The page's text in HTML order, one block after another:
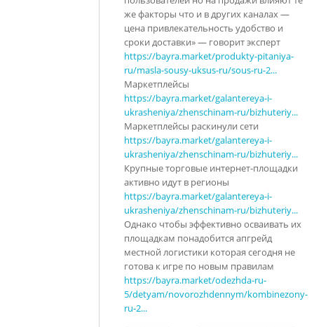
же факторы что и в других каналах —
цена привлекательность удобство и
сроки доставки» — говорит эксперт
https://bayra.market/produkty-pitaniya-
ru/masla-sousy-uksus-ru/sous-ru-2...
Маркетплейсы
https://bayra.market/galantereya-i-
ukrasheniya/zhenschinam-ru/bizhuteriy...
Маркетплейсы раскинули сети
https://bayra.market/galantereya-i-
ukrasheniya/zhenschinam-ru/bizhuteriy...
Крупные торговые интернет-площадки
активно идут в регионы
https://bayra.market/galantereya-i-
ukrasheniya/zhenschinam-ru/bizhuteriy...
Однако чтобы эффективно осваивать их
площадкам понадобится апгрейд
местной логистики которая сегодня не
готова к игре по новым правилам
https://bayra.market/odezhda-ru-
5/detyam/novorozhdennym/kombinezony-
ru-2...